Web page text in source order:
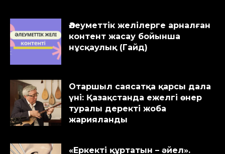
Әлеуметтік желілерге арналған
контент жасау бойынша
нұсқаулық (Гайд)
Отаршыл саясатқа қарсы дала
үні: Қазақстанда ежелгі өнер
туралы деректі жоба
жарияланды
«Еркекті құртатын – әйел».